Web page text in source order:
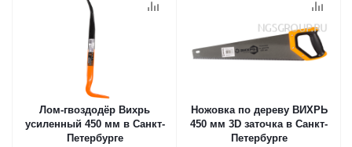
Лом-гвоздодёр Вихрь
усиленный 450 мм в Санкт-
Петербурге
Ножовка по дереву ВИХРЬ
450 мм 3D заточка в Санкт-
Петербурге